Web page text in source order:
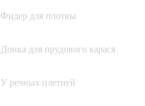
Фидер для плотвы
Донка для прудового карася
У речных плетней